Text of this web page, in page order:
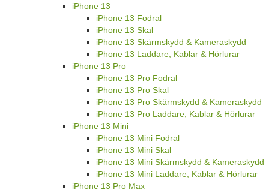
iPhone 13
iPhone 13 Fodral
iPhone 13 Skal
iPhone 13 Skärmskydd & Kameraskydd
iPhone 13 Laddare, Kablar & Hörlurar
iPhone 13 Pro
iPhone 13 Pro Fodral
iPhone 13 Pro Skal
iPhone 13 Pro Skärmskydd & Kameraskydd
iPhone 13 Pro Laddare, Kablar & Hörlurar
iPhone 13 Mini
iPhone 13 Mini Fodral
iPhone 13 Mini Skal
iPhone 13 Mini Skärmskydd & Kameraskydd
iPhone 13 Mini Laddare, Kablar & Hörlurar
iPhone 13 Pro Max